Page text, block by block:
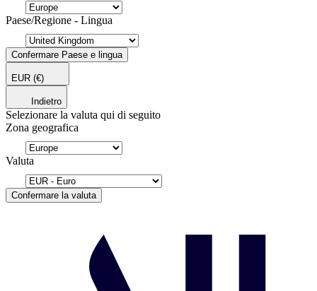
Paese/Regione - Lingua
Confermare Paese e lingua
EUR (€)
Indietro
Selezionare la valuta qui di seguito
Zona geografica
Valuta
Confermare la valuta